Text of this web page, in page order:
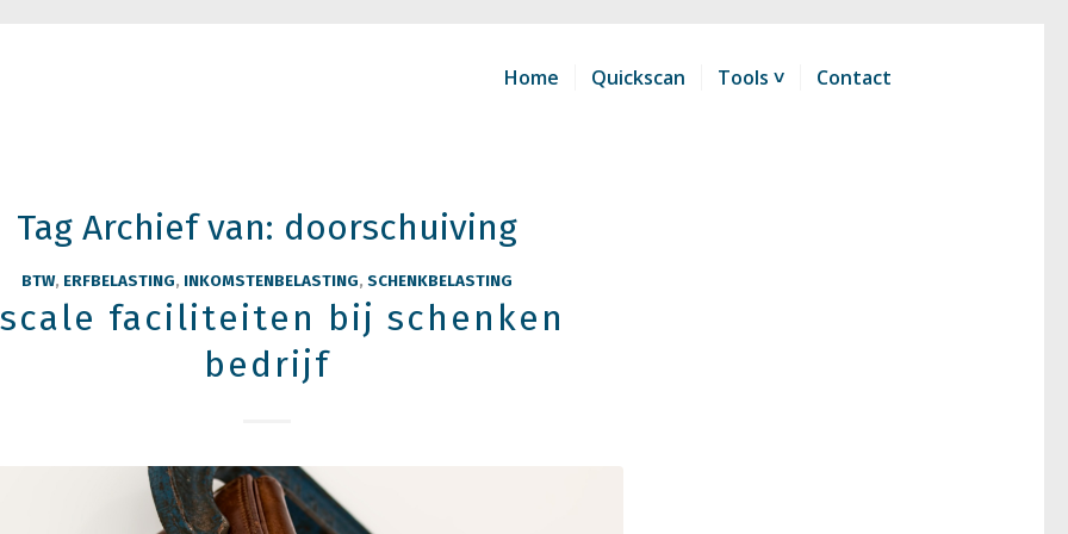
Home Quickscan Tools ˅ Contact
Tag Archief van: doorschuiving
BTW, ERFBELASTING, INKOMSTENBELASTING, SCHENKBELASTING
faciliteiten bij schenken
bedrijf